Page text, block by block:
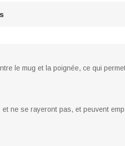
le mug et la poignée, ce qui
ne se rayeront pas, et peuvent